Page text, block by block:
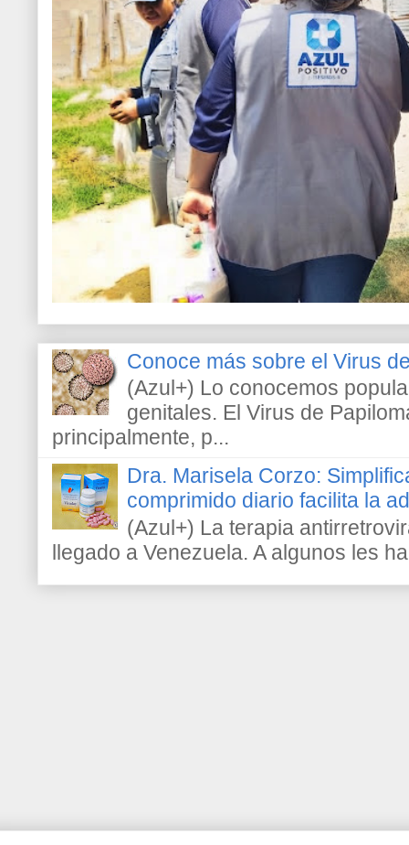
Conoce más sobre el Virus
(Azul+) Lo conocemos
genitales. El Virus de
principalmente, p...
Dra. Marisela Corzo:
comprimido diario facilita la
(Azul+) La terapia
llegado a Venezuela. A algunos les